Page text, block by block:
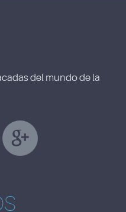
del mundo de la